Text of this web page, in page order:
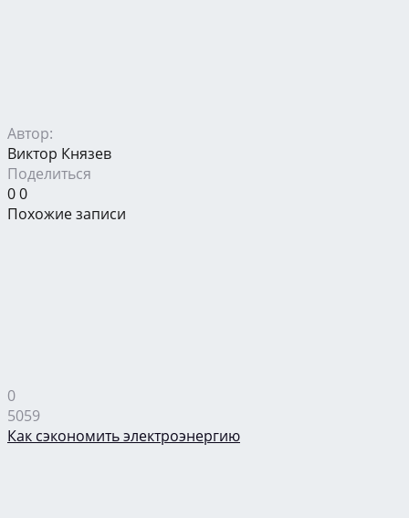
Автор:
Виктор Князев
Поделиться
00
Похожие записи
0
5059
Как сэкономить электроэнергию